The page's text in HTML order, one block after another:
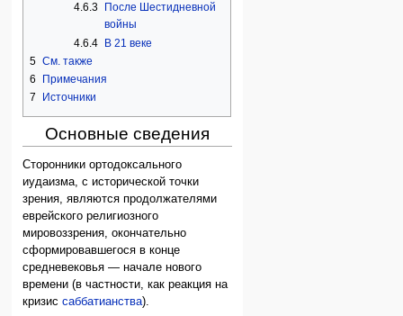
4.6.3
После Шестидневной
войны
4.6.4 В 21 веке
5 См. также
6
Примечания
7
Источники
Основные сведения
Сторонники ортодоксального
иудаизма, с исторической точки
зрения, являются продолжателями
еврейского религиозного
мировоззрения, окончательно
сформировавшегося в конце
средневековья — начале нового
времени (в частности, как реакция на
кризиссаббатианства).